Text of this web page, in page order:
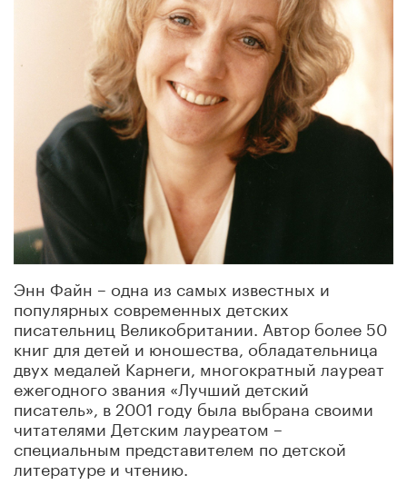
Энн Файн – одна из самых известных и
популярных современных детских
писательниц Великобритании. Автор более 50
книг для детей и юношества, обладательница
двух медалей Карнеги, многократный лауреат
ежегодного звания «Лучший детский
писатель», в 2001 году была выбрана своими
читателями Детским лауреатом –
специальным представителем по детской
литературе и чтению.